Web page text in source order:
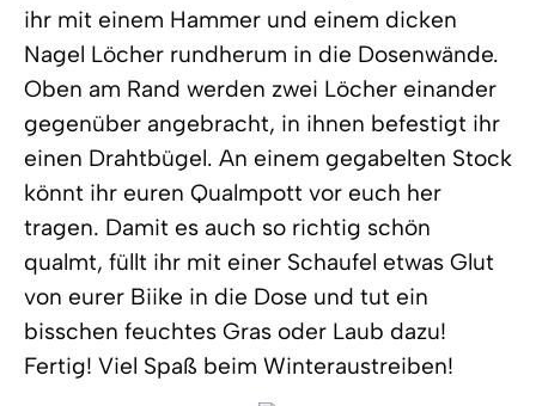
ihr mit einem Hammer und einem dicken
Nagel Löcher rundherum in die Dosenwände.
Oben am Rand werden zwei Löcher einander
gegenüber angebracht, in ihnen befestigt ihr
einen Drahtbügel. An einem gegabelten Stock
könnt ihr euren Qualmpott vor euch her
tragen. Damit es auch so richtig schön
qualmt, füllt ihr mit einer Schaufel etwas Glut
von eurer Biike in die Dose und tut ein
bisschen feuchtes Gras oder Laub dazu!
Fertig! Viel Spaß beim Winteraustreiben!